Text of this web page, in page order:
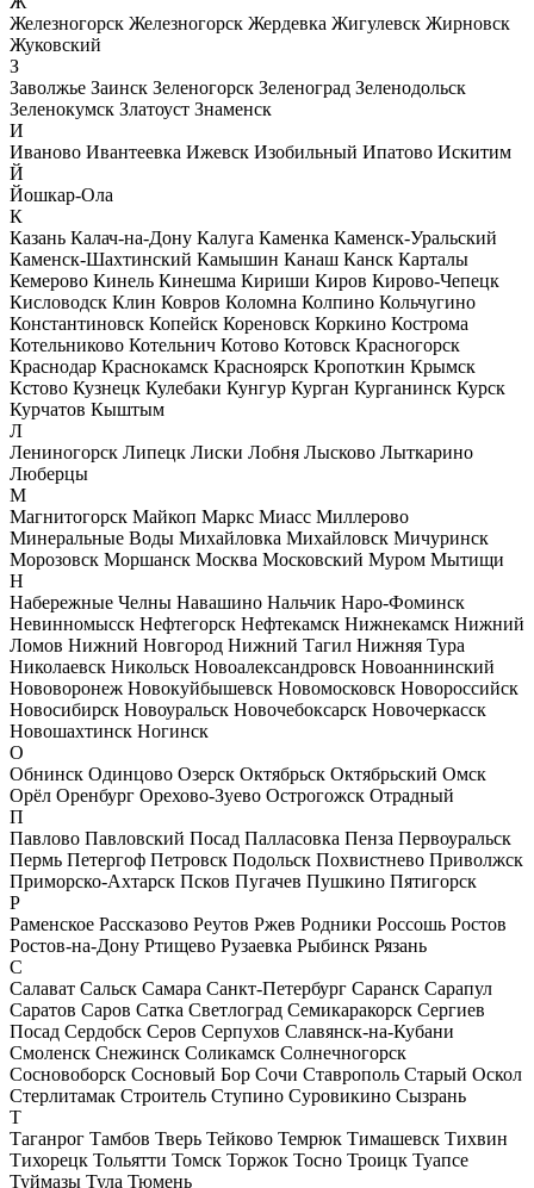
Железногорск Железногорск Жердевка Жигулевск Жирновск
Жуковский
З
Заволжье Заинск Зеленогорск Зеленоград Зеленодольск
Зеленокумск Златоуст Знаменск
И
Иваново Ивантеевка Ижевск Изобильный Ипатово Искитим
Й
Йошкар-Ола
К
Казань Калач-на-Дону Калуга Каменка Каменск-Уральский
Каменск-Шахтинский Камышин Канаш Канск Карталы
Кемерово Кинель Кинешма Кириши Киров Кирово-Чепецк
Кисловодск Клин Ковров Коломна Колпино Кольчугино
Константиновск Копейск Кореновск Коркино Кострома
Котельниково Котельнич Котово Котовск Красногорск
Краснодар Краснокамск Красноярск Кропоткин Крымск
Кстово Кузнецк Кулебаки Кунгур Курган Курганинск Курск
Курчатов Кыштым
Л
Лениногорск Липецк Лиски Лобня Лысково Лыткарино
Люберцы
М
Магнитогорск Майкоп Маркс Миасс Миллерово
Минеральные Воды Михайловка Михайловск Мичуринск
Морозовск Моршанск Москва Московский Муром Мытищи
Н
Набережные Челны Навашино Нальчик Наро-Фоминск
Невинномысск Нефтегорск Нефтекамск Нижнекамск Нижний
Ломов Нижний Новгород Нижний Тагил Нижняя Тура
Николаевск Никольск Новоалександровск Новоаннинский
Нововоронеж Новокуйбышевск Новомосковск Новороссийск
Новосибирск Новоуральск Новочебоксарск Новочеркасск
Новошахтинск Ногинск
О
Обнинск Одинцово Озерск Октябрьск Октябрьский Омск
Орёл Оренбург Орехово-Зуево Острогожск Отрадный
П
Павлово Павловский Посад Палласовка Пенза Первоуральск
Пермь Петергоф Петровск Подольск Похвистнево Приволжск
Приморско-Ахтарск Псков Пугачев Пушкино Пятигорск
Р
Раменское Рассказово Реутов Ржев Родники Россошь Ростов
Ростов-на-Дону Ртищево Рузаевка Рыбинск Рязань
С
Салават Сальск Самара Санкт-Петербург Саранск Сарапул
Саратов Саров Сатка Светлоград Семикаракорск Сергиев
Посад Сердобск Серов Серпухов Славянск-на-Кубани
Смоленск Снежинск Соликамск Солнечногорск
Сосновоборск Сосновый Бор Сочи Ставрополь Старый Оскол
Стерлитамак Строитель Ступино Суровикино Сызрань
Т
Таганрог Тамбов Тверь Тейково Темрюк Тимашевск Тихвин
Тихорецк Тольятти Томск Торжок Тосно Троицк Туапсе
Туймазы Тула Тюмень